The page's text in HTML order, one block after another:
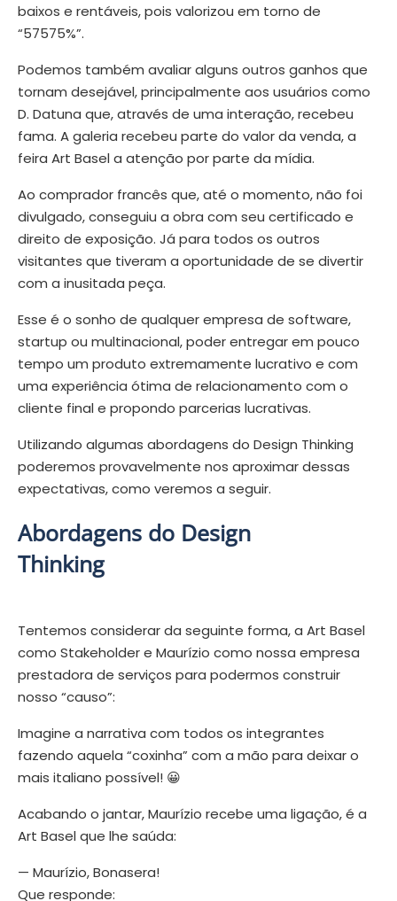
baixos e rentáveis, pois valorizou em torno de
“57575%”.
Podemos também avaliar alguns outros ganhos que
tornam desejável, principalmente aos usuários como
D. Datuna que, através de uma interação, recebeu
fama. A galeria recebeu parte do valor da venda, a
feira Art Basel a atenção por parte da mídia.
Ao comprador francês que, até o momento, não foi
divulgado, conseguiu a obra com seu certificado e
direito de exposição. Já para todos os outros
visitantes que tiveram a oportunidade de se divertir
com a inusitada peça.
Esse é o sonho de qualquer empresa de software,
startup ou multinacional, poder entregar em pouco
tempo um produto extremamente lucrativo e com
uma experiência ótima de relacionamento com o
cliente final e propondo parcerias lucrativas.
Utilizando algumas abordagens do Design Thinking
poderemos provavelmente nos aproximar dessas
expectativas, como veremos a seguir.
Abordagens do Design
Thinking
Tentemos considerar da seguinte forma, a Art Basel
como Stakeholder e Maurízio como nossa empresa
prestadora de serviços para podermos construir
nosso “causo”:
Imagine a narrativa com todos os integrantes
fazendo aquela “coxinha” com a mão para deixar o
mais italiano possível! 😀
Acabando o jantar, Maurízio recebe uma ligação, é a
Art Basel que lhe saúda:
— Maurízio, Bonasera!
Que responde: